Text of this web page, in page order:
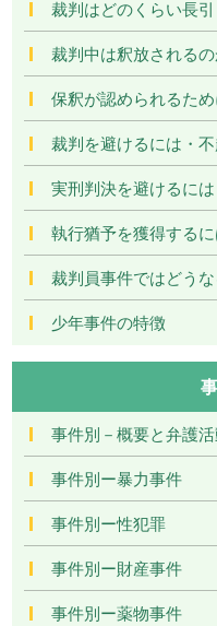
裁判はどのくらい長
裁判中は釈放される
保釈が認められるた
裁判を避けるには・
実刑判決を避けるには
執行猶予を獲得する
裁判員事件ではどう
少年事件の特徴
事件別－概要と弁護
事件別ー暴力事件
事件別ー性犯罪
事件別ー財産事件
事件別ー薬物事件